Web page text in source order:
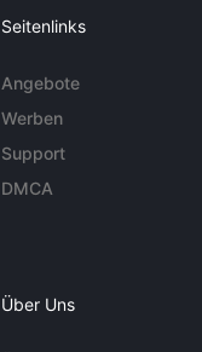
Seitenlinks
Angebote
Werben
Support
DMCA
Über Uns